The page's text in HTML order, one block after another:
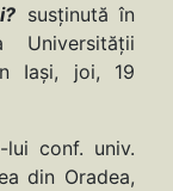
susţinută în
Iaşi, joi, 19
conf. univ.
din Oradea,